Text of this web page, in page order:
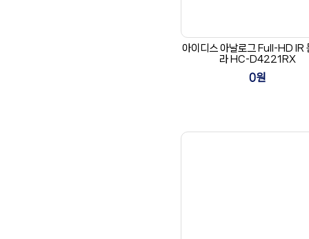
아이디스 아날로그 Full-HD IR
라 HC-D4221RX
0원